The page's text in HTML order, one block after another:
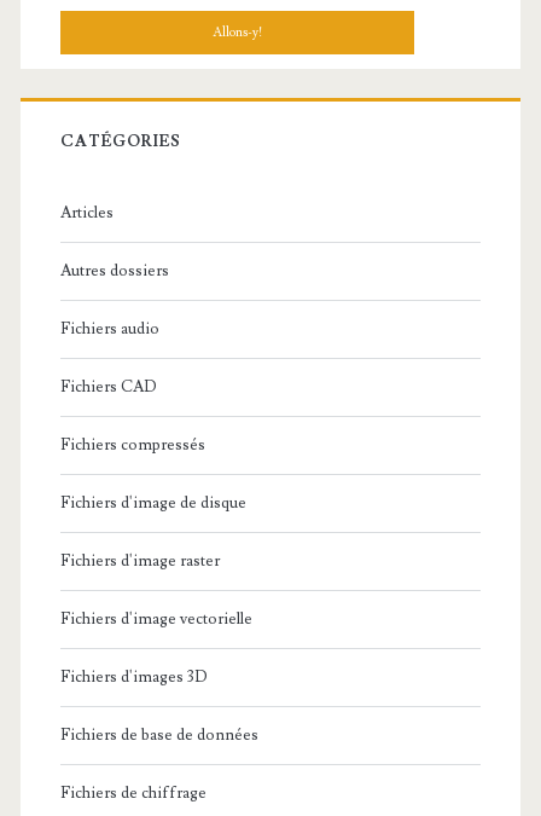
h
r
c
:
CATÉGORIES
Articles
Autres dossiers
Fichiers audio
Fichiers CAD
Fichiers compressés
Fichiers d'image de disque
Fichiers d'image raster
Fichiers d'image vectorielle
Fichiers d'images 3D
Fichiers de base de données
Fichiers de chiffrage